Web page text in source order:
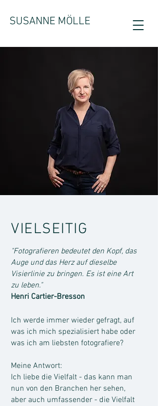
SUSANNE MÖLLE
VIELSEITIG
"Fotografieren bedeutet den Kopf, das
Auge und das Herz auf dieselbe
Visierlinie zu bringen. Es ist eine Art
zu leben."
Henri Cartier-Bresson
Ich werde immer wieder gefragt, auf
was ich mich spezialisiert habe oder
was ich am liebsten fotografiere?
Meine Antwort:
Ich liebe die Vielfalt - das kann man
nun von den Branchen her sehen,
aber auch umfassender - die Vielfalt